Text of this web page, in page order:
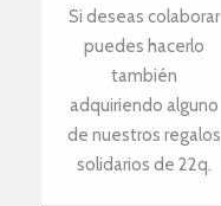
Si deseas colaborar
puedes hacerlo
también
adquiriendo alguno
de nuestros regalos
solidarios de 22q.